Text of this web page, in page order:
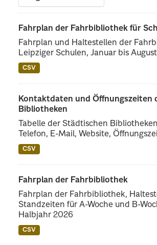
Fahrplan der Fahrbibliothek für
Fahrplan und Haltestellen der
Leipziger Schulen, Januar bis
CSV
Kontaktdaten und Öffnungszeiten
Bibliotheken
Tabelle der Städtischen
Telefon, E-Mail, Website,
CSV
Fahrplan der Fahrbibliothek
Fahrplan der Fahrbibliothek,
Standzeiten für A-Woche und B-
Halbjahr 2026
CSV